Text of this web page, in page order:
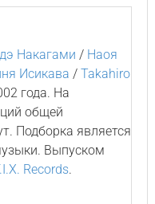
Накагами / Наоя
Исикава / Takahiro
года. На
общей
Подборка является
Выпуском
Records.